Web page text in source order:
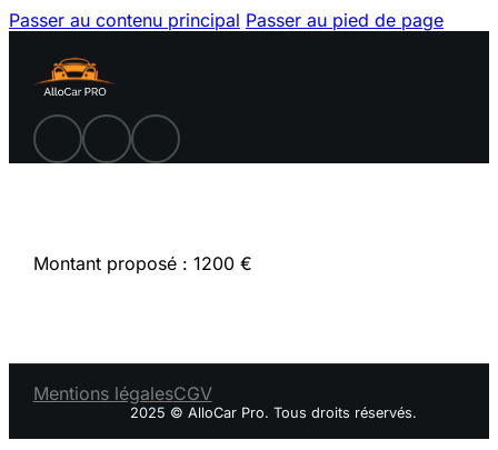
Passer au contenu principal Passer au pied de page
Montant proposé : 1200 €
Mentions légalesCGV
2025 © AlloCar Pro. Tous droits réservés.